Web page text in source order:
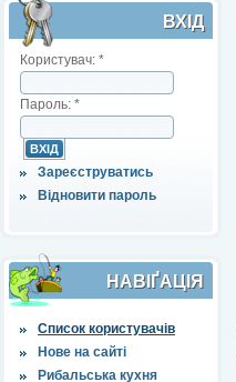
ВХІД
Користувач: *
Пароль: *
Зареєструватись
Відновити пароль
НАВІҐАЦІЯ
Список користувачів
Нове на сайті
Рибальська кухня